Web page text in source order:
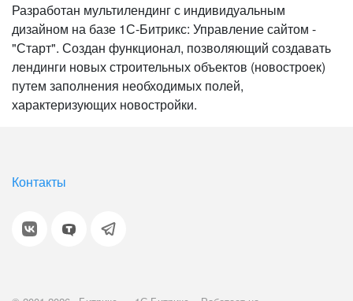
Разработан мультилендинг с индивидуальным
дизайном на базе 1С-Битрикс: Управление сайтом -
"Старт". Создан функционал, позволяющий создавать
лендинги новых строительных объектов (новостроек)
путем заполнения необходимых полей,
характеризующих новостройки.
Контакты